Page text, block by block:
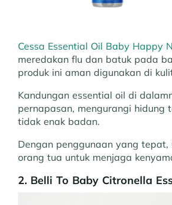
Cessa Essential Oil Baby Happy
meredakan flu dan batuk pada
produk ini aman digunakan di
Kandungan essential oil di
pernapasan, mengurangi
tidak enak badan.
Dengan penggunaan yang
orang tua untuk menjaga
2. Belli To Baby Citronella